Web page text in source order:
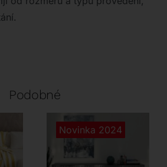
Podobné
Novinka 2024